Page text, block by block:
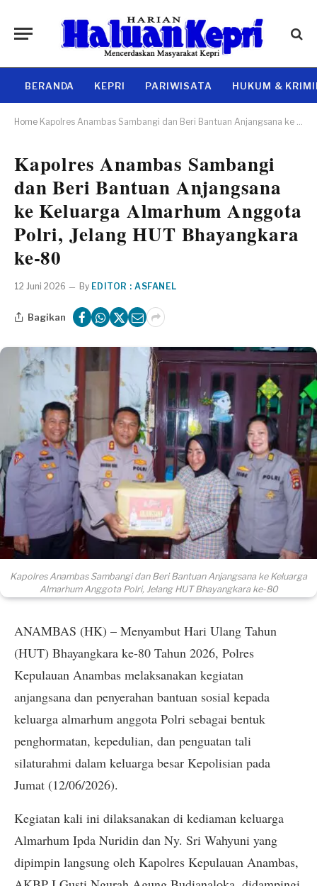
BERANDA KEPRI PARIWISATA HUKUM &
Home Kapolres Anambas Sambangi dan Beri Bantuan Anjangsana ke Keluarga Almarhum Anggota Polri, Jelang HUT Bhayangkara ke-80
Kapolres Anambas Sambangi
dan Beri Bantuan Anjangsana
ke Keluarga Almarhum Anggota
Polri, Jelang HUT Bhayangkara
ke-80
12 Juni 2026 By EDITOR : ASFANEL
Bagikan
Kapolres Anambas Sambangi dan Beri Bantuan Anjangsana ke Keluarga
Almarhum Anggota Polri, Jelang HUT Bhayangkara ke-80
ANAMBAS (HK) – Menyambut Hari Ulang Tahun
(HUT) Bhayangkara ke-80 Tahun 2026, Polres
Kepulauan Anambas melaksanakan kegiatan
anjangsana dan penyerahan bantuan sosial kepada
keluarga almarhum anggota Polri sebagai bentuk
penghormatan, kepedulian, dan penguatan tali
silaturahmi dalam keluarga besar Kepolisian pada
Jumat (12/06/2026).
Kegiatan kali ini dilaksanakan di kediaman keluarga
Almarhum Ipda Nuridin dan Ny. Sri Wahyuni yang
dipimpin langsung oleh Kapolres Kepulauan Anambas,